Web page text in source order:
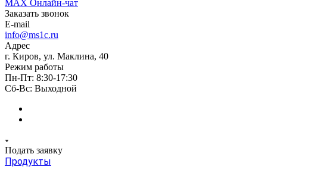
MAX Онлайн-чат
Заказать звонок
E-mail
info@ms1c.ru
Адрес
г. Киров, ул. Маклина, 40
Режим работы
Пн-Пт: 8:30-17:30
Cб-Вс: Выходной
Подать заявку
Продукты